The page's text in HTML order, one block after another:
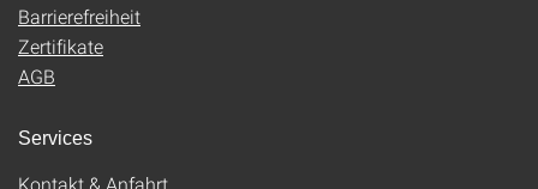
Barrierefreiheit
Zertifikate
AGB
Services
Kontakt & Anfahrt